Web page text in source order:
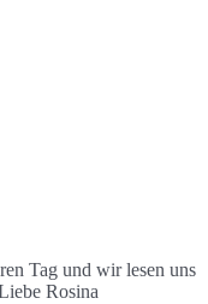
Tag und wir lesen uns
Rosina